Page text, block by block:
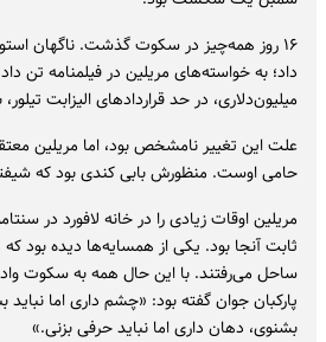
۱۶ روز همه‌چیز در سکوت گذشت. ناگهان
داد؛ به خواسته‌های مریلین در فیلمنامه تن
میلیون‌دلاری، در حد قراردادهای الیزابت
علت این تغییر نامشخص بود، اما مریلین
حامی اوست. منظورش بابی کندی بود که
مریلین اوقات زیادی را در خانه‌ لافورد در
ثابت آنجا بود. یکی از همسایه‌ها دیده بود که
ساحل می‌رفتند. با این حال همه به سکوت
پارکبان جوان گفته بود: «چشم داری اما نباید
بشنوی، دهان داری اما نباید حرفی بزنی.»